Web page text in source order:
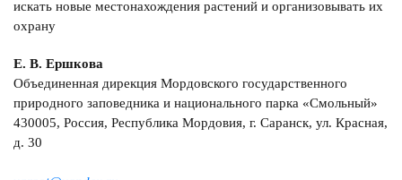
искать новые местонахождения растений и организовывать их
охрану
Е. В. Ершкова
Объединенная дирекция Мордовского государственного
природного заповедника и национального парка «Смольный»
430005, Россия, Республика Мордовия, г. Саранск, ул. Красная,
д. 30